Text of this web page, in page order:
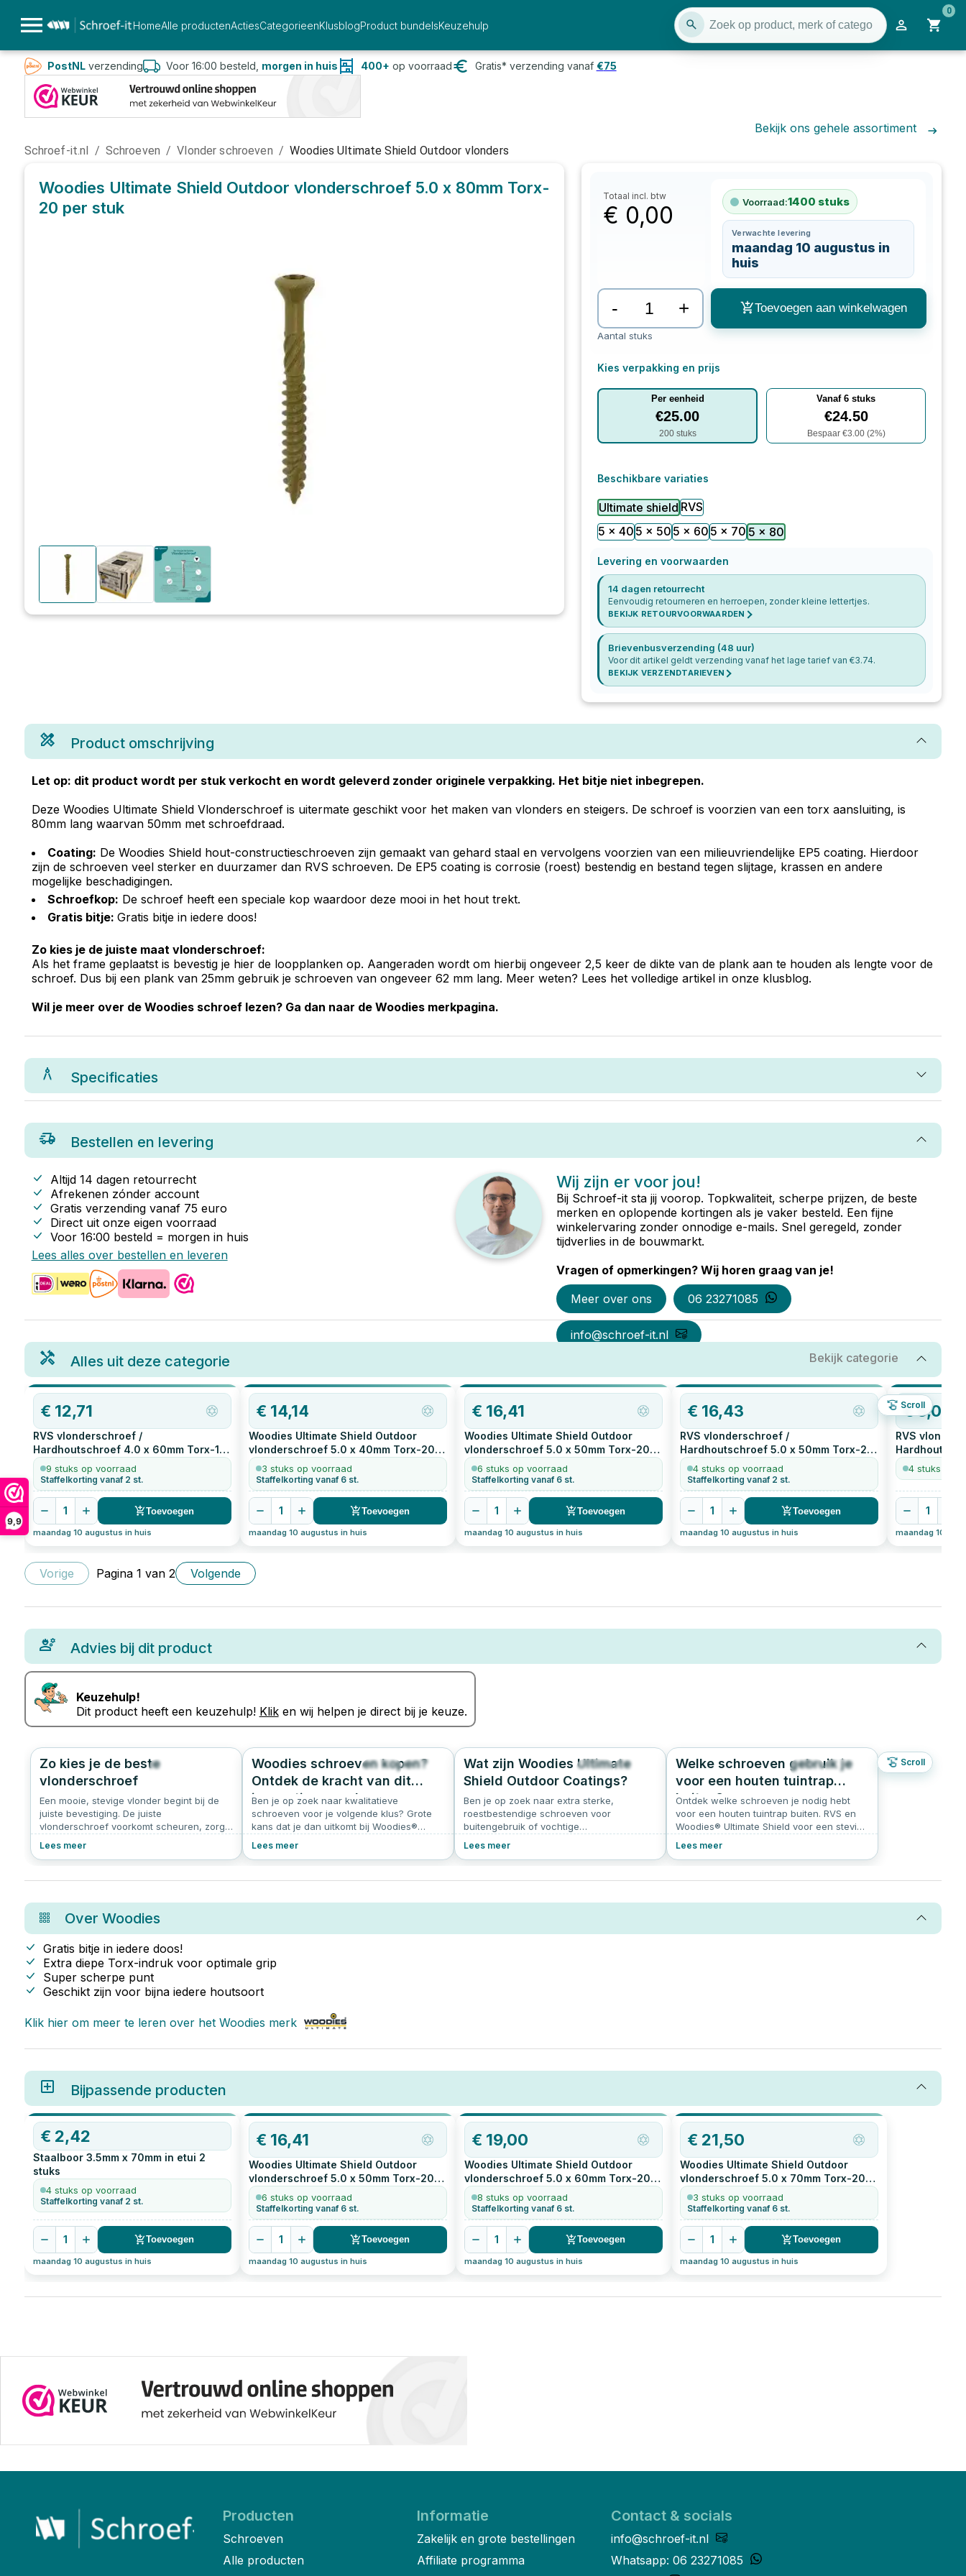
9,9
HomeAlle productenActiesCategorieenKlusblogProduct bundelsKeuzehulp
0
PostNLverzending Voor 16:00 besteld, morgen in huis 400+ op voorraad Gratis* verzending vanaf €75
Bekijk ons gehele assortiment
Schroef-it.nl / Schroeven / Vlonder schroeven / Woodies Ultimate Shield Outdoor vlonders
Woodies Ultimate Shield Outdoor vlonderschroef 5.0 x 80mm Torx-
20 per stuk
Totaal incl. btw
€ 0,00 Voorraad:1400 stuks
Verwachte levering
maandag 10 augustus in
huis
- + Toevoegen aan winkelwagen
Aantal stuks
Kies verpakking en prijs
Per eenheid
€25.00
200stuks
Vanaf6 stuks
€24.50
Bespaar €3.00(2%)
Beschikbare variaties
Ultimate shield RVS
5 x 40 5 x 50 5 x 60 5 x 70 5 x 80
Levering en voorwaarden
14 dagen retourrecht
Eenvoudig retourneren en herroepen, zonder kleine lettertjes.
BEKIJK RETOURVOORWAARDEN
Brievenbusverzending (48 uur)
Voor dit artikel geldt verzending vanaf het lage tarief van €3.74.
BEKIJK VERZENDTARIEVEN
Product omschrijving
Let op: dit product wordt per stuk verkocht en wordt geleverd zonder originele verpakking. Het bitje niet inbegrepen.
Deze Woodies Ultimate Shield Vlonderschroef is uitermate geschikt voor het maken van vlonders en steigers. De schroef is voorzien van een torx aansluiting, is
80mm lang waarvan 50mm met schroefdraad.
Coating: De Woodies Shield hout-constructieschroeven zijn gemaakt van gehard staal en vervolgens voorzien van een milieuvriendelijke EP5 coating. Hierdoor
zijn de schroeven veel sterker en duurzamer dan RVS schroeven. De EP5 coating is corrosie (roest) bestendig en bestand tegen slijtage, krassen en andere
mogelijke beschadigingen.
Schroefkop: De schroef heeft een speciale kop waardoor deze mooi in het hout trekt.
Gratis bitje: Gratis bitje in iedere doos!
Zo kies je de juiste maat vlonderschroef:
Als het frame geplaatst is bevestig je hier de loopplanken op. Aangeraden wordt om hierbij ongeveer 2,5 keer de dikte van de plank aan te houden als lengte voor de
schroef. Dus bij een plank van 25mm gebruik je schroeven van ongeveer 62 mm lang. Meer weten? Lees het volledige artikel in onze klusblog.
Wil je meer over de Woodies schroef lezen? Ga dan naar de Woodies merkpagina.
Specificaties
Bestellen en levering
Altijd 14 dagen retourrecht
Afrekenen zónder account
Gratis verzending vanaf 75 euro
Direct uit onze eigen voorraad
Voor 16:00 besteld = morgen in huis
Lees alles over bestellen en leveren
Wij zijn er voor jou!
Bij Schroef-it sta jij voorop. Topkwaliteit, scherpe prijzen, de beste
merken en oplopende kortingen als je vaker besteld. Een fijne
winkelervaring zonder onnodige e-mails. Snel geregeld, zonder
tijdverlies in de bouwmarkt.
Vragen of opmerkingen? Wij horen graag van je!
Meer over ons
06 23271085
info@schroef-it.nl
Alles uit deze categorie Bekijk categorie
Scroll
€ 12,71
RVS vlonderschroef /
Hardhoutschroef 4.0 x 60mm Torx-15
200
stuks
9 stuks op voorraad
Staffelkorting vanaf 2 st.
1 Toevoegen
maandag 10 augustus in huis
€ 14,14
Woodies Ultimate Shield Outdoor
vlonderschroef 5.0 x 40mm Torx-20
200
stuks
3 stuks op voorraad
Staffelkorting vanaf 6 st.
1 Toevoegen
maandag 10 augustus in huis
€ 16,41
Woodies Ultimate Shield Outdoor
vlonderschroef 5.0 x 50mm Torx-20
200
stuks
6 stuks op voorraad
Staffelkorting vanaf 6 st.
1 Toevoegen
maandag 10 augustus in huis
€ 16,43
RVS vlonderschroef /
Hardhoutschroef 5.0 x 50mm Torx-25
200
stuks
4 stuks op voorraad
Staffelkorting vanaf 2 st.
1 Toevoegen
maandag 10 augustus in huis
€5,03
RVS
4 stuks op
1
maandag 10
Vorige Pagina 1 van 2 Volgende
Advies bij dit product
Keuzehulp!
Dit product heeft een keuzehulp! Kliken wij helpen je direct bij je keuze.
Scroll
Zo kies je de beste
vlonderschroef
Een mooie, stevige vlonder begint bij de
juiste bevestiging. De juiste
vlonderschroef voorkomt scheuren, zorgt
levensduur van je terras. Hieronder lees je
Lees meer
205 4.9
Woodies schroeven kopen?
Ontdek de kracht van dit
innovatieve merk
Ben je op zoek naar kwalitatieve
schroeven voor je volgende klus? Grote
kans dat je dan uitkomt bij Woodies®
populair bij vakmensen én doe-het-
Woodies zo’n slimme keuze is.
Lees meer
112 5.0
Wat zijn Woodies Ultimate
Shield Outdoor Coatings?
Ben je op zoek naar extra sterke,
roestbestendige schroeven voor
buitengebruik of vochtige
de Woodies Ultimate Shield schroeven.
Woodies Ultimate Shield is een
ontwikkeld is om schroeven langdurig te
Lees meer
44 0.0
Welke schroeven gebruik je
voor een houten tuintrap
buiten?
Ontdek welke schroeven je nodig hebt
voor een houten tuintrap buiten. RVS en
Woodies® Ultimate Shield voor een stevige
Lees meer
Over Woodies
Gratis bitje in iedere doos!
Extra diepe Torx-indruk voor optimale grip
Super scherpe punt
Geschikt zijn voor bijna iedere houtsoort
Klik hier om meer te leren over het Woodies merk
Bijpassende producten
€ 2,42
Staalboor 3.5mm x 70mm in etui 2
stuks
4 stuks op voorraad
Staffelkorting vanaf 2 st.
1 Toevoegen
maandag 10 augustus in huis
€ 16,41
Woodies Ultimate Shield Outdoor
vlonderschroef 5.0 x 50mm Torx-20
200
stuks
6 stuks op voorraad
Staffelkorting vanaf 6 st.
1 Toevoegen
maandag 10 augustus in huis
€ 19,00
Woodies Ultimate Shield Outdoor
vlonderschroef 5.0 x 60mm Torx-20
200
stuks
8 stuks op voorraad
Staffelkorting vanaf 6 st.
1 Toevoegen
maandag 10 augustus in huis
€ 21,50
Woodies Ultimate Shield Outdoor
vlonderschroef 5.0 x 70mm Torx-20
200
stuks
3 stuks op voorraad
Staffelkorting vanaf 6 st.
1 Toevoegen
maandag 10 augustus in huis
Producten
Schroeven
Alle producten
Informatie
Zakelijk en grote bestellingen
Affiliate programma
Contact & socials
info@schroef-it.nl
Whatsapp: 06 23271085